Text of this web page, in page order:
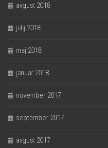
avgust 2018
julij 2018
maj 2018
januar 2018
november 2017
september 2017
avgust 2017